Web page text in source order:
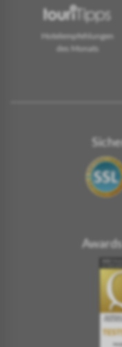
Hotelempfehlungen
des Monats